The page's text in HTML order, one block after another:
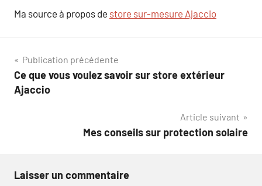
Ma source à propos de store sur-mesure Ajaccio
Navigation
de
Publication précédente
Ce que vous voulez savoir sur store extérieur
Ajaccio
Article suivant
Mes conseils sur protection solaire
Laisser un commentaire